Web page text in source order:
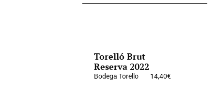
Torelló Brut
Reserva 2022
Bodega Torello 14,40€